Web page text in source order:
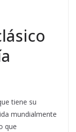
tiene su
mundialmente
que